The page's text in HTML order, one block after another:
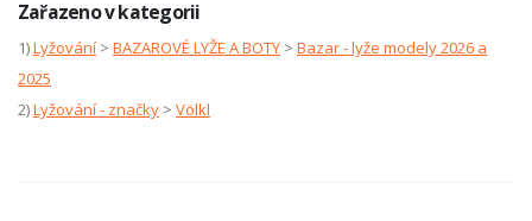
Zařazeno v kategorii
1)Lyžování > BAZAROVÉ LYŽE A BOTY > Bazar - lyže modely 2026 a
2025
2)Lyžování - značky > Völkl